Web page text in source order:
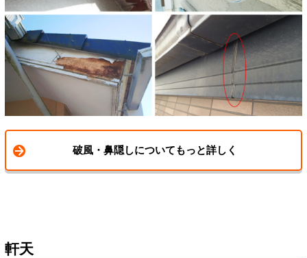
破風・鼻隠しについてもっと詳しく
軒天